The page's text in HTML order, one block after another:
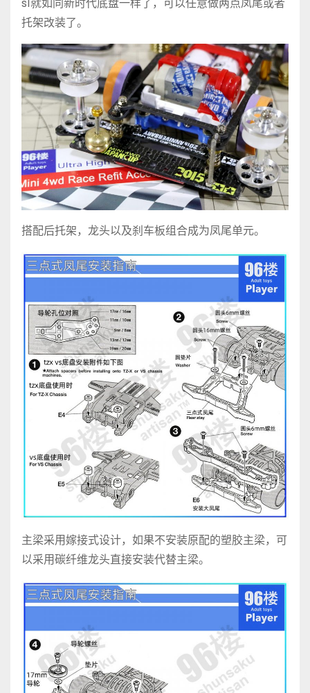
托架改装了。
搭配后托架，龙头以及刹车板组合成为凤尾单元。
主梁采用嫁接式设计，如果不安装原配的塑胶主梁，可
以采用碳纤维龙头直接安装代替主梁。